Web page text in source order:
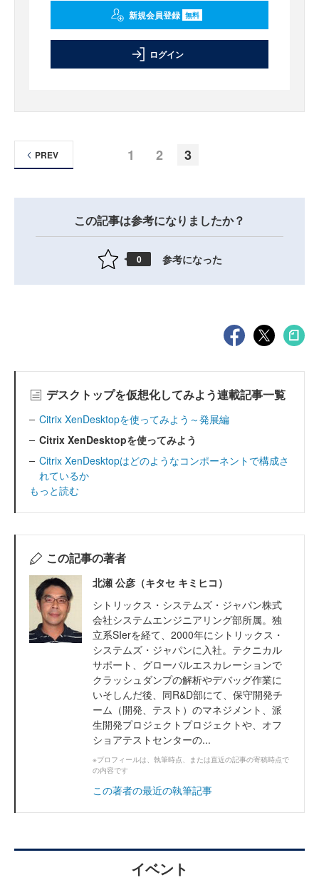
新規会員登録 無料
ログイン
1 2 3
PREV
この記事は参考になりましたか？
0 参考になった
デスクトップを仮想化してみよう連載記事一覧
Citrix XenDesktopを使ってみよう～発展編
Citrix XenDesktopを使ってみよう
Citrix XenDesktopはどのようなコンポーネントで構成さ
れているか
もっと読む
この記事の著者
北瀬 公彦（キタセ キミヒコ）
シトリックス・システムズ・ジャパン株式
会社システムエンジニアリング部所属。独
立系SIerを経て、2000年にシトリックス・
システムズ・ジャパンに入社。テクニカル
サポート、グローバルエスカレーションで
クラッシュダンプの解析やデバッグ作業に
いそしんだ後、同R&D部にて、保守開発チ
ーム（開発、テスト）のマネジメント、派
生開発プロジェクトプロジェクトや、オフ
ショアテストセンターの...
※プロフィールは、執筆時点、または直近の記事の寄稿時点で
の内容です
この著者の最近の執筆記事
イベント